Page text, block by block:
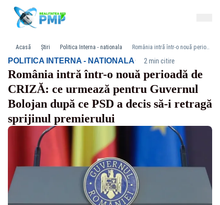
Acasă Știri Politica Interna - nationala România intră într-o nouă perioadă de CRIZĂ: ce urmează pentru Guvernul Bolojan după ce PSD a decis să-i retragă sprijinul premierului
POLITICA INTERNA - NATIONALA· 2 min citire
România intră într-o nouă perioadă de
CRIZĂ: ce urmează pentru Guvernul
Bolojan după ce PSD a decis să-i retragă
sprijinul premierului